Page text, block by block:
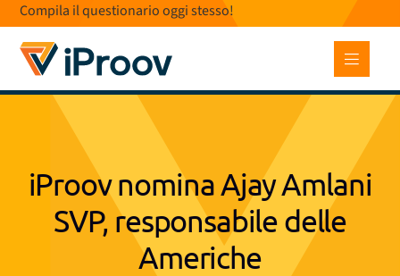
Compila il questionario oggi stesso!
iProov nomina Ajay Amlani
SVP, responsabile delle
Americhe